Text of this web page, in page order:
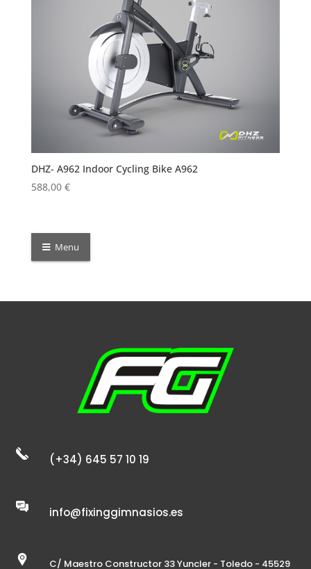
DHZ- A962 Indoor Cycling Bike A962
588,00 €
Menu
(+34) 645 57 10 19
info@fixinggimnasios.es
C/ Maestro Constructor 33 Yuncler - Toledo - 45529